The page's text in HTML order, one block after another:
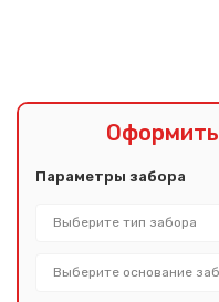
Параметры забора